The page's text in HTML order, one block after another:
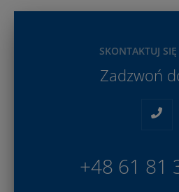
SKONTAKTUJ
Zadzwoń
+48 61 81